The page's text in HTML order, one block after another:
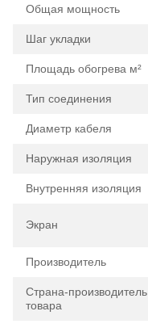
Общая мощность
Шаг укладки
Площадь обогрева м²
Тип соединения
Диаметр кабеля
Наружная изоляция
Внутренняя изоляция
Экран
Производитель
Страна-производитель
товара